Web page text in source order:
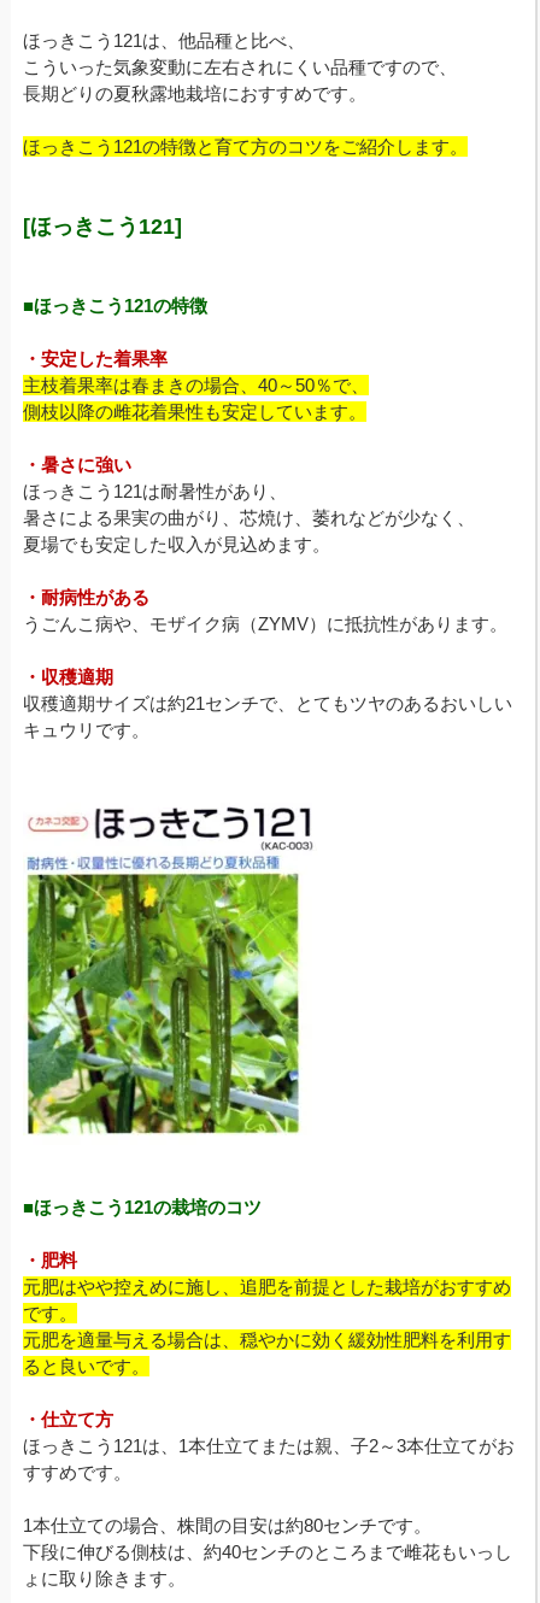
ほっきこう121は、他品種と比べ、
こういった気象変動に左右されにくい品種ですので、
長期どりの夏秋露地栽培におすすめです。
ほっきこう121の特徴と育て方のコツをご紹介します。
[ほっきこう121]
■ほっきこう121の特徴
・安定した着果率
主枝着果率は春まきの場合、40～50％で、
側枝以降の雌花着果性も安定しています。
・暑さに強い
ほっきこう121は耐暑性があり、
暑さによる果実の曲がり、芯焼け、萎れなどが少なく、
夏場でも安定した収入が見込めます。
・耐病性がある
うごんこ病や、モザイク病（ZYMV）に抵抗性があります。
・収穫適期
収穫適期サイズは約21センチで、とてもツヤのあるおいしい
キュウリです。
■ほっきこう121の栽培のコツ
・肥料
元肥はやや控えめに施し、追肥を前提とした栽培がおすすめ
です。
元肥を適量与える場合は、穏やかに効く緩効性肥料を利用す
ると良いです。
・仕立て方
ほっきこう121は、1本仕立てまたは親、子2～3本仕立てがお
すすめです。
1本仕立ての場合、株間の目安は約80センチです。
下段に伸びる側枝は、約40センチのところまで雌花もいっし
ょに取り除きます。